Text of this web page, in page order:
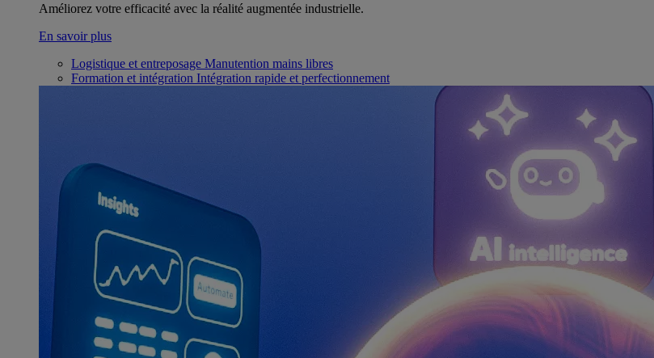
Améliorez votre efficacité avec la réalité augmentée industrielle.
En savoir plus
Logistique et entreposage Manutention mains libres
Formation et intégration Intégration rapide et perfectionnement